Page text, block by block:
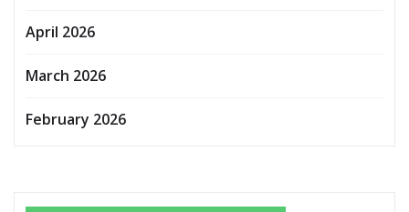
April 2026
March 2026
February 2026